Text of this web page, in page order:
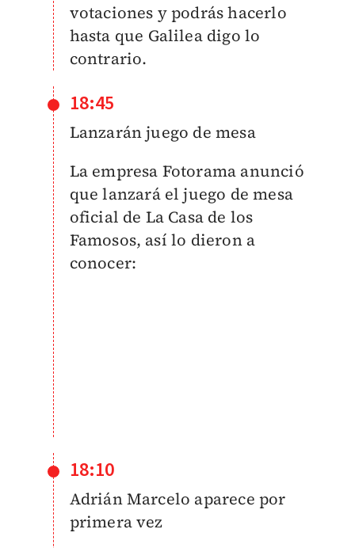
votaciones y podrás hacerlo
hasta que Galilea digo lo
contrario.
18:45
Lanzarán juego de mesa
La empresa Fotorama anunció
que lanzará el juego de mesa
oficial de La Casa de los
Famosos, así lo dieron a
conocer:
18:10
Adrián Marcelo aparece por
primera vez